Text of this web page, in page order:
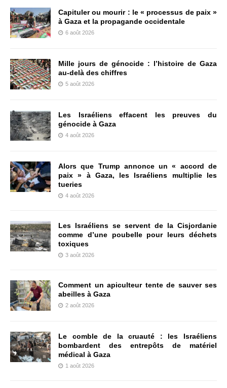
Capituler ou mourir : le « processus de paix »
à Gaza et la propagande occidentale
6 août 2026
Mille jours de génocide : l’histoire de Gaza
au-delà des chiffres
5 août 2026
Les Israéliens effacent les preuves du
génocide à Gaza
4 août 2026
Alors que Trump annonce un « accord de
paix » à Gaza, les Israéliens multiplie les
tueries
4 août 2026
Les Israéliens se servent de la Cisjordanie
comme d’une poubelle pour leurs déchets
toxiques
3 août 2026
Comment un apiculteur tente de sauver ses
abeilles à Gaza
2 août 2026
Le comble de la cruauté : les Israéliens
bombardent des entrepôts de matériel
médical à Gaza
1 août 2026